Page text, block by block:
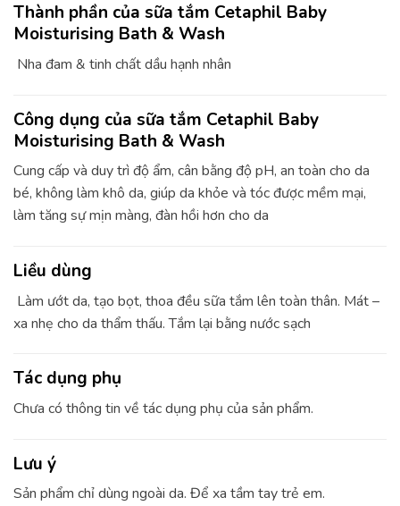
Thành phần của sữa tắm Cetaphil Baby
Moisturising Bath & Wash
Nha đam & tinh chất dầu hạnh nhân
Công dụng của sữa tắm Cetaphil Baby
Moisturising Bath & Wash
Cung cấp và duy trì độ ẩm, cân bằng độ pH, an toàn cho da
bé, không làm khô da, giúp da khỏe và tóc được mềm mại,
làm tăng sự mịn màng, đàn hồi hơn cho da
Liều dùng
Làm ướt da, tạo bọt, thoa đều sữa tắm lên toàn thân. Mát –
xa nhẹ cho da thẩm thấu. Tắm lại bằng nước sạch
Tác dụng phụ
Chưa có thông tin về tác dụng phụ của sản phẩm.
Lưu ý
Sản phẩm chỉ dùng ngoài da. Để xa tầm tay trẻ em.